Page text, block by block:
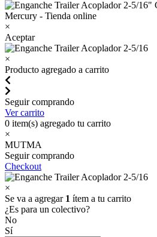
×
Aceptar
×
Producto agregado a carrito
Seguir comprando
Ver carrito
0 item(s) agregado tu carrito
×
MUTMA
Seguir comprando
Checkout
×
Se va a agregar 1 ítem a tu carrito
¿Es para un colectivo?
No
Sí